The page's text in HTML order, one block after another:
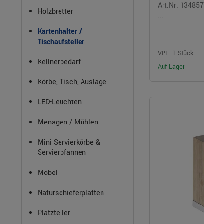
Holzbretter
Kartenhalter /
Tischaufsteller
Kellnerbedarf
Körbe, Tisch, Auslage
LED-Leuchten
Menagen / Mühlen
Mini Servierkörbe &
Servierpfannen
Möbel
Naturschieferplatten
Platzteller
Art.Nr. 134857
...
VPE: 1 Stück
Auf Lager